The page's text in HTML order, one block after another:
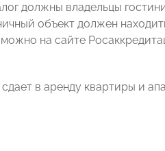
должны владельцы
объект должен
на сайте
в аренду квартиры и